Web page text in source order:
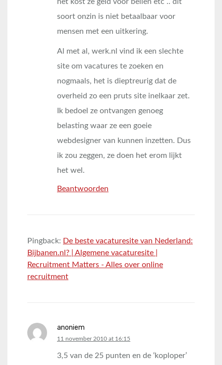
soort onzin is niet betaalbaar voor
mensen met een uitkering.
Al met al, werk.nl vind ik een slechte
site om vacatures te zoeken en
nogmaals, het is dieptreurig dat de
overheid zo een pruts site inelkaar zet.
Ik bedoel ze ontvangen genoeg
belasting waar ze een goeie
webdesigner van kunnen inzetten. Dus
ik zou zeggen, ze doen het erom lijkt
het wel.
Beantwoorden
Pingback: De beste vacaturesite van Nederland:
Bijbanen.nl? | Algemene vacaturesite |
Recruitment Matters - Alles over online
recruitment
anoniem
says:
11 november 2010 at 16:15
3,5 van de 25 punten en de ‘koploper’